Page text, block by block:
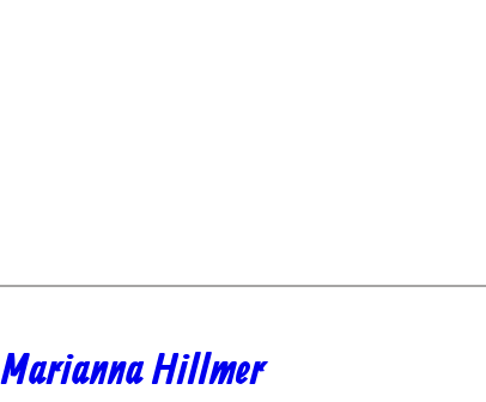
Marianna Hillmer